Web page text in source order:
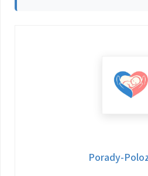
Porady-